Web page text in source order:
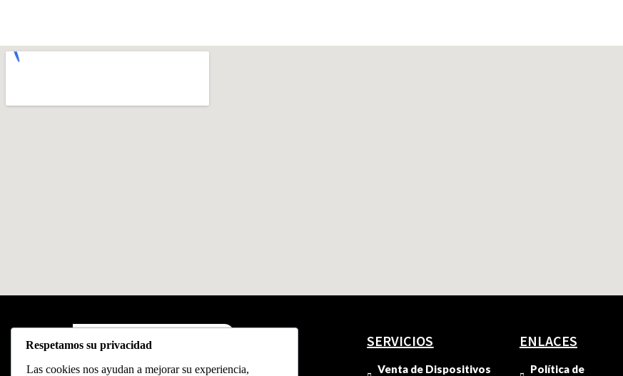
x86 Networks SERVICIOS
Venta de Dispositivos
ENLACES
Política de
Respetamos su privacidad
Las cookies nos ayudan a mejorar su experiencia,